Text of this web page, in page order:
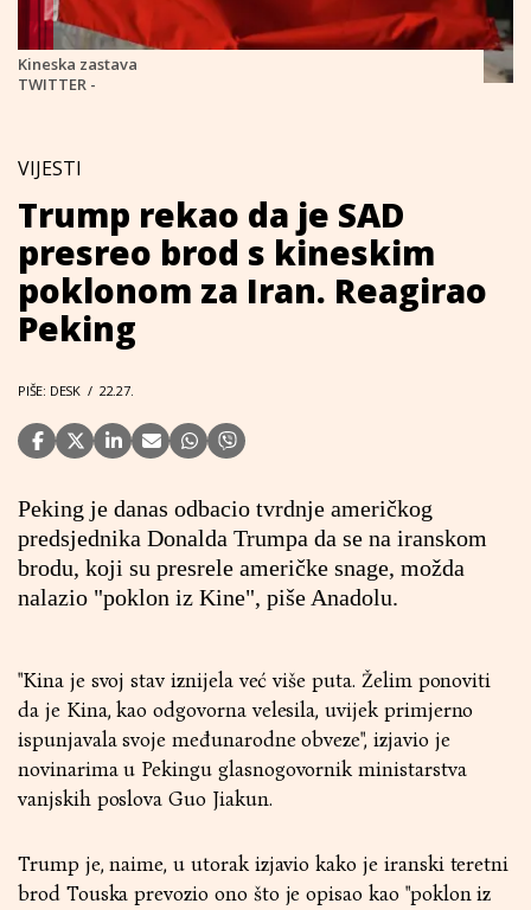
Kineska zastava
TWITTER -
VIJESTI
Trump rekao da je SAD
presreo brod s kineskim
poklonom za Iran. Reagirao
Peking
PIŠE: DESK / 22.27.
Peking je danas odbacio tvrdnje američkog
predsjednika Donalda Trumpa da se na iranskom
brodu, koji su presrele američke snage, možda
nalazio "poklon iz Kine", piše Anadolu.
"Kina je svoj stav iznijela već više puta. Želim ponoviti
da je Kina, kao odgovorna velesila, uvijek primjerno
ispunjavala svoje međunarodne obveze", izjavio je
novinarima u Pekingu glasnogovornik ministarstva
vanjskih poslova Guo Jiakun.
Trump je, naime, u utorak izjavio kako je iranski teretni
brod Touska prevozio ono što je opisao kao "poklon iz